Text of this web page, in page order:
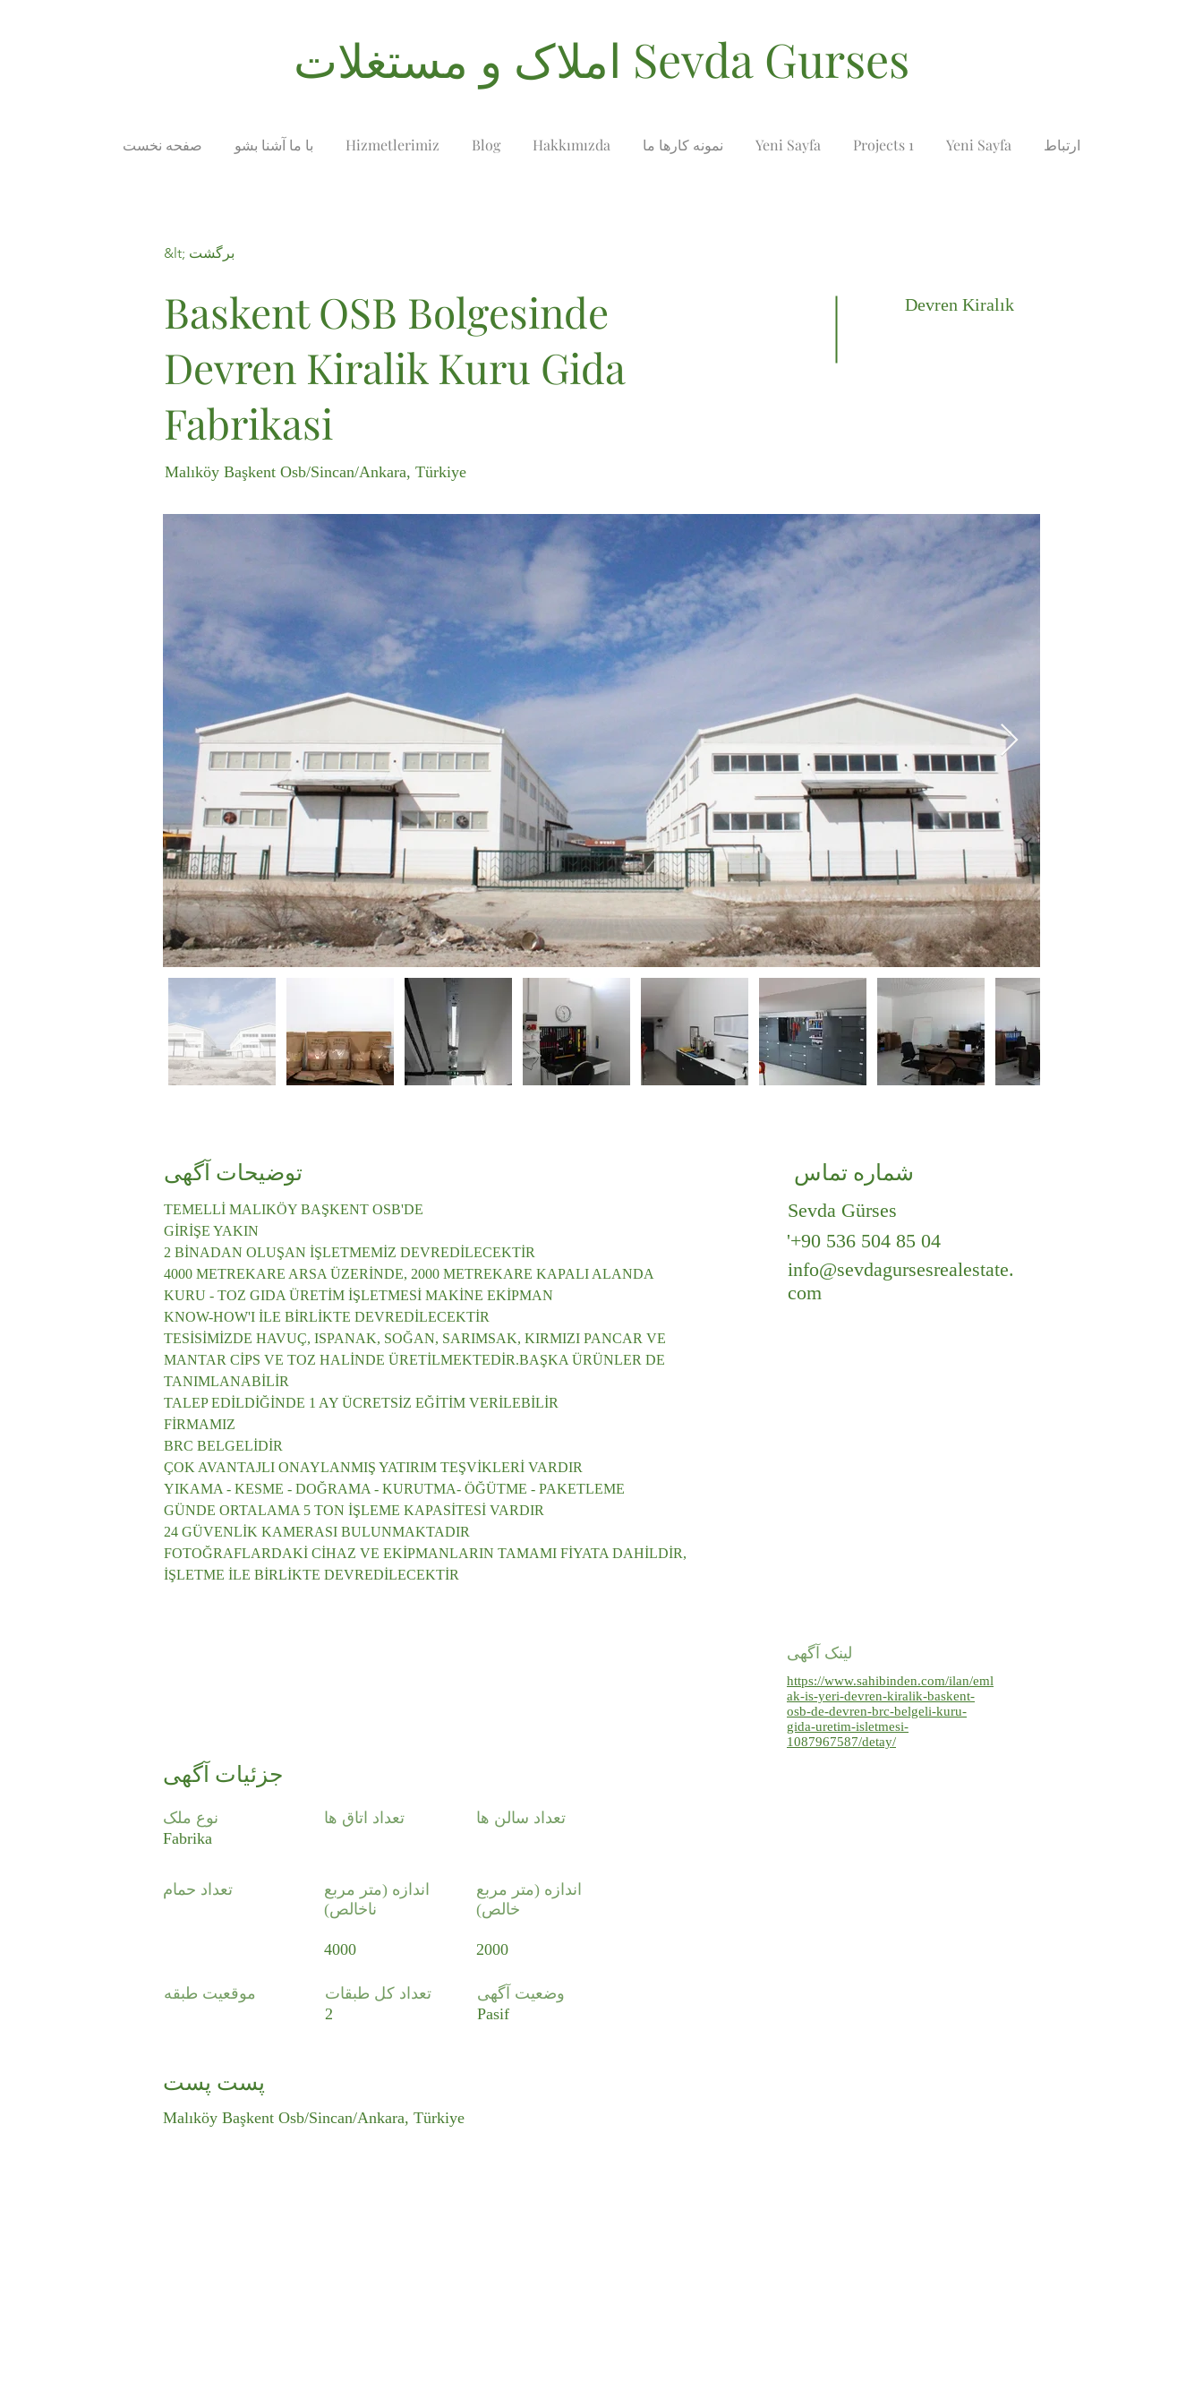
املاک و مستغلات Sevda Gurses
صفحه نخست با ما آشنا بشو Hizmetlerimiz Blog Hakkımızda نمونه کارها ما Yeni Sayfa Projects 1 Yeni Sayfa ارتباط
&lt; برگشت
Baskent OSB Bolgesinde
Devren Kiralik Kuru Gida
Fabrikasi
Malıköy Başkent Osb/Sincan/Ankara, Türkiye
Devren Kiralık
توضیحات آگهی
TEMELLİ MALIKÖY BAŞKENT OSB'DE
GİRİŞE YAKIN
2 BİNADAN OLUŞAN İŞLETMEMİZ DEVREDİLECEKTİR
4000 METREKARE ARSA ÜZERİNDE, 2000 METREKARE KAPALI ALANDA
KURU - TOZ GIDA ÜRETİM İŞLETMESİ MAKİNE EKİPMAN
KNOW-HOW'I İLE BİRLİKTE DEVREDİLECEKTİR
TESİSİMİZDE HAVUÇ, ISPANAK, SOĞAN, SARIMSAK, KIRMIZI PANCAR VE
MANTAR CİPS VE TOZ HALİNDE ÜRETİLMEKTEDİR.BAŞKA ÜRÜNLER DE
TANIMLANABİLİR
TALEP EDİLDİĞİNDE 1 AY ÜCRETSİZ EĞİTİM VERİLEBİLİR
FİRMAMIZ
BRC BELGELİDİR
ÇOK AVANTAJLI ONAYLANMIŞ YATIRIM TEŞVİKLERİ VARDIR
YIKAMA - KESME - DOĞRAMA - KURUTMA- ÖĞÜTME - PAKETLEME
GÜNDE ORTALAMA 5 TON İŞLEME KAPASİTESİ VARDIR
24 GÜVENLİK KAMERASI BULUNMAKTADIR
FOTOĞRAFLARDAKİ CİHAZ VE EKİPMANLARIN TAMAMI FİYATA DAHİLDİR,
İŞLETME İLE BİRLİKTE DEVREDİLECEKTİR
شماره تماس
Sevda Gürses
'+90 536 504 85 04
info@sevdagursesrealestate.
com
لینک آگهی
https://www.sahibinden.com/ilan/eml
ak-is-yeri-devren-kiralik-baskent-
osb-de-devren-brc-belgeli-kuru-
gida-uretim-isletmesi-
1087967587/detay/
جزئیات آگهی
نوع ملک
Fabrika
تعداد اتاق ها تعداد سالن ها
تعداد حمام
اندازه (متر مربع
ناخالص)
اندازه (متر مربع
خالص)
4000 2000
موقعیت طبقه
تعداد کل طبقات
2
وضعیت آگهی
Pasif
پست پست
Malıköy Başkent Osb/Sincan/Ankara, Türkiye